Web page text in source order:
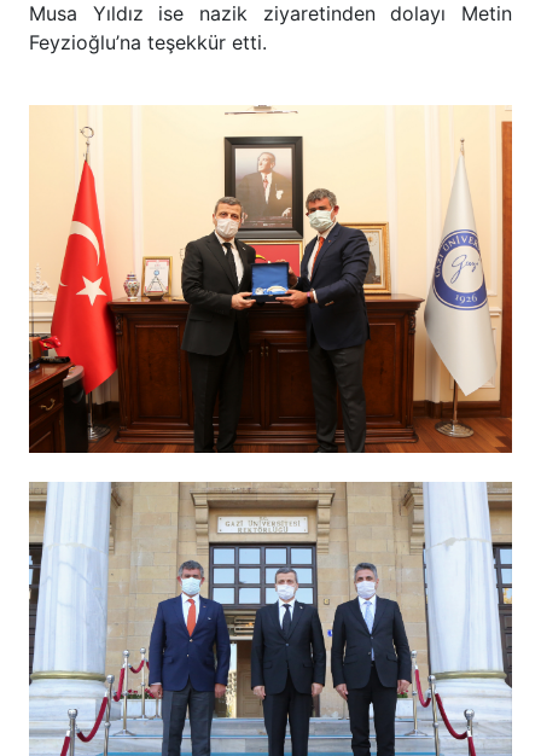
Musa Yıldız ise nazik ziyaretinden dolayı Metin
Feyzioğlu’na teşekkür etti.